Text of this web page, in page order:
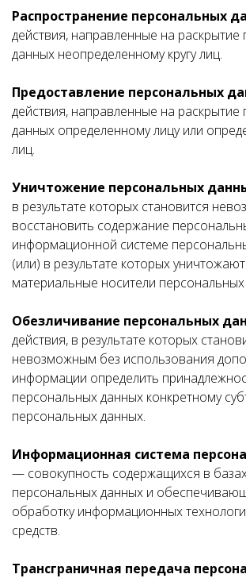
Распространение персональных
действия, направленные на
данных неопределенному кругу лиц.
Предоставление персональных
действия, направленные на
данных определенному лицу или
лиц.
Уничтожение персональных
в результате которых становится
восстановить содержание
информационной системе
(или) в результате которых
материальные носители
Обезличивание персональных
действия, в результате которых
невозможным без использования
информации определить
персональных данных конкретному
персональных данных.
Информационная система
— совокупность содержащихся в
персональных данных и
обработку информационных
средств.
Трансграничная передача